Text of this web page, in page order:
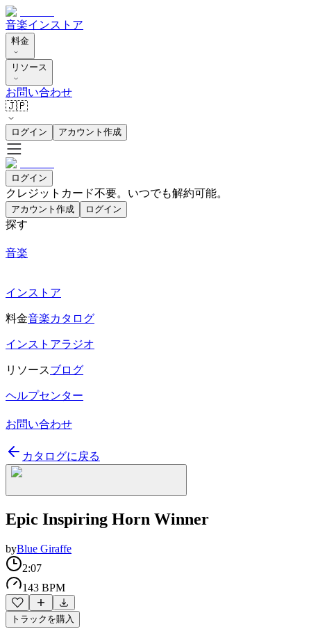
音楽インストア
料金
リソース
お問い合わせ
🇯🇵
ログイン アカウント作成
ログイン
クレジットカード不要。いつでも解約可能。
アカウント作成 ログイン
探す
音楽
インストア
料金音楽カタログ
インストアラジオ
リソースブログ
ヘルプセンター
お問い合わせ
カタログに戻る
Epic Inspiring Horn Winner
byBlue Giraffe
2:07
143 BPM
トラックを購入